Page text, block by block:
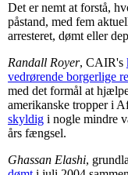
Det er nemt at forstå,
påstand, med fem
arresteret, dømt eller
Randall Royer, CAIR's
vedrørende borgerlige
med det formål at
amerikanske tropper i
skyldig i nogle mindre
års fængsel.
Ghassan Elashi,